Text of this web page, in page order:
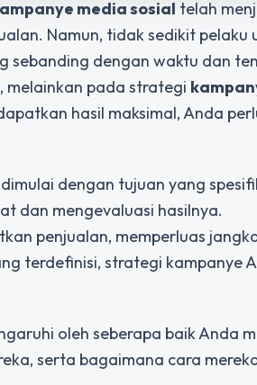
media sosial telah
Namun, tidak sedikit pelaku
sebanding dengan waktu dan
melainkan pada strategi
hasil maksimal, Anda
dengan tujuan yang
dan mengevaluasi hasilnya.
penjualan, memperluas
terdefinisi, strategi kampanye
oleh seberapa baik Anda
serta bagaimana cara